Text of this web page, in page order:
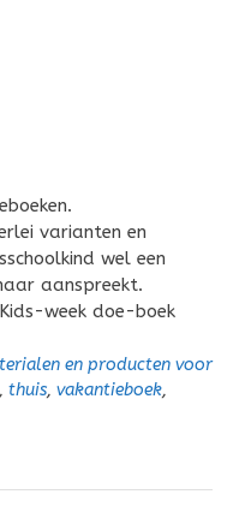
varianten en
wel een
aanspreekt.
week doe-boek
en producten voor
, thuis, vakantieboek,